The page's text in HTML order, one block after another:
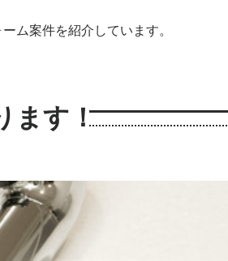
ム案件を紹介しています。
ます！